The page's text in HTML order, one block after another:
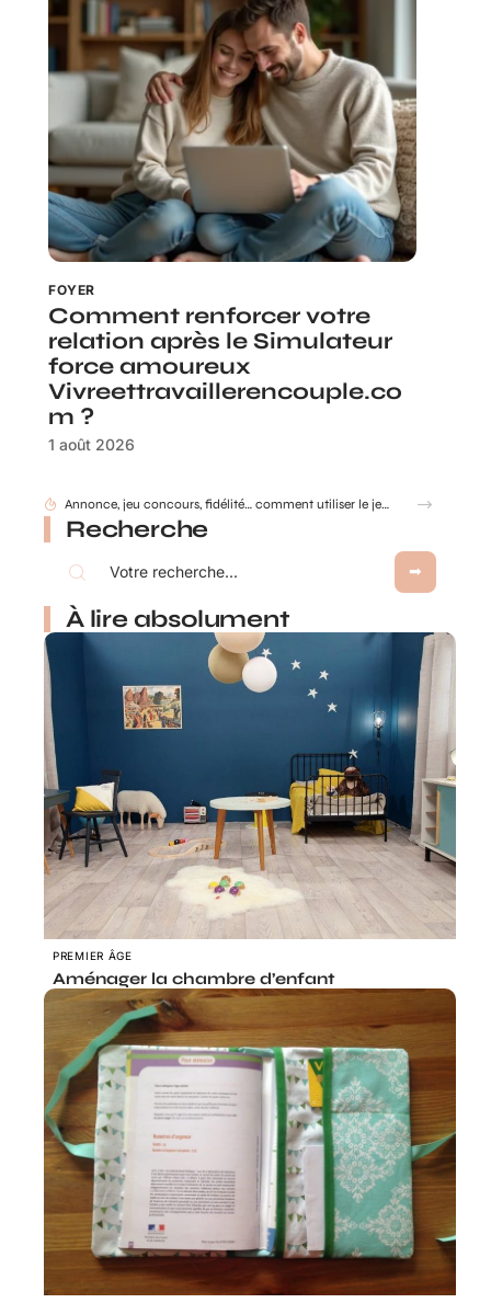
FOYER
Comment renforcer votre
relation après le Simulateur
force amoureux
Vivreettravaillerencouple.co
m ?
1 août 2026
Gobelet Personnalisé anniversaire pour entreprise : animer un anniversaire de marque
Recherche
À lire absolument
PREMIER ÂGE
Aménager la chambre d’enfant